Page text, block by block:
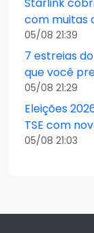
com muitas
05/08 21:39
7 estreias
que você
05/08 21:29
Eleições
TSE com
05/08 21:03